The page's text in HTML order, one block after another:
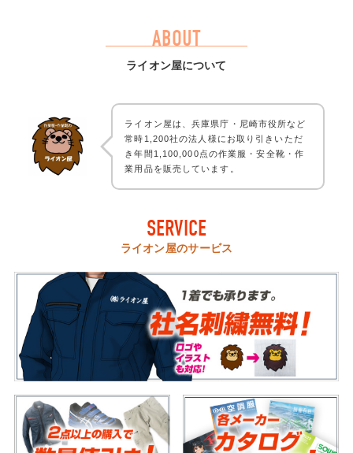
ABOUT
ライオン屋について
ライオン屋は、兵庫県庁・尼崎市役所など
常時1,200社の法人様にお取り引きいただ
き年間1,100,000点の作業服・安全靴・作
業用品を販売しています。
SERVICE
ライオン屋のサービス